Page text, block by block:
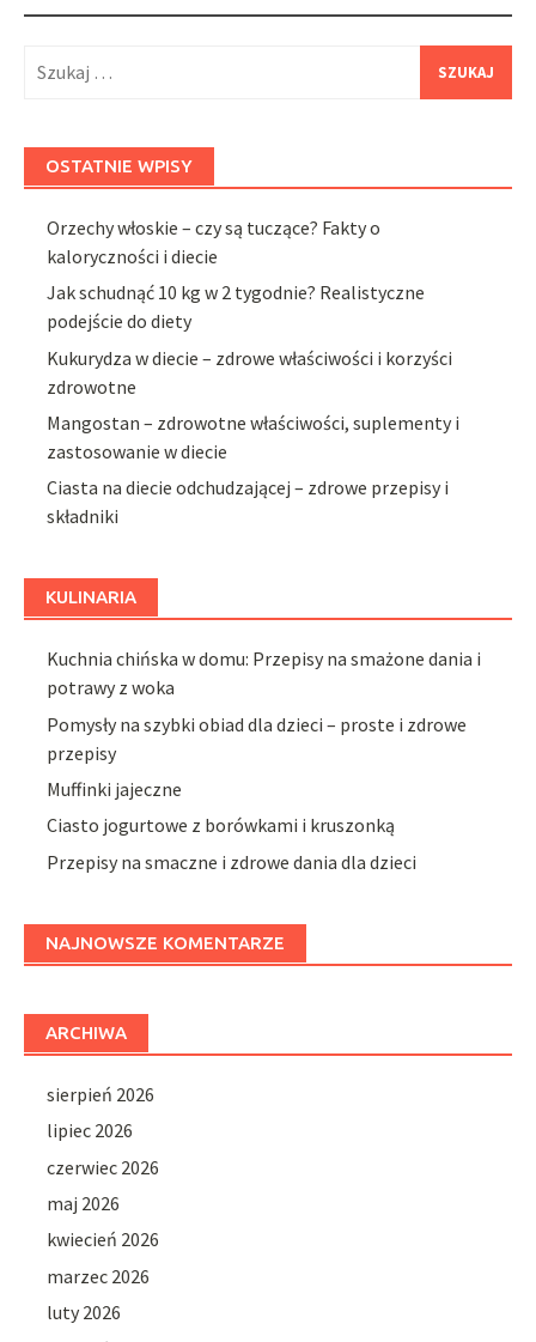
OSTATNIE WPISY
Orzechy włoskie – czy są tuczące? Fakty o
kaloryczności i diecie
Jak schudnąć 10 kg w 2 tygodnie? Realistyczne
podejście do diety
Kukurydza w diecie – zdrowe właściwości i korzyści
zdrowotne
Mangostan – zdrowotne właściwości, suplementy i
zastosowanie w diecie
Ciasta na diecie odchudzającej – zdrowe przepisy i
składniki
KULINARIA
Kuchnia chińska w domu: Przepisy na smażone dania i
potrawy z woka
Pomysły na szybki obiad dla dzieci – proste i zdrowe
przepisy
Muffinki jajeczne
Ciasto jogurtowe z borówkami i kruszonką
Przepisy na smaczne i zdrowe dania dla dzieci
NAJNOWSZE KOMENTARZE
ARCHIWA
sierpień 2026
lipiec 2026
czerwiec 2026
maj 2026
kwiecień 2026
marzec 2026
luty 2026